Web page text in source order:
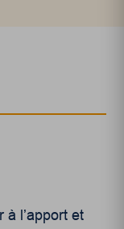
à l’apport et